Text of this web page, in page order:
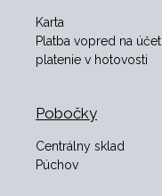
Karta
Platba vopred na účet
platenie v hotovosti
Pobočky
Centrálny sklad
Púchov